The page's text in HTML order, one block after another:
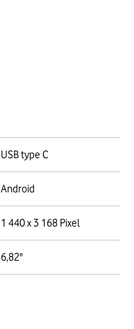
USB type C
Android
1 440 x 3 168 Pixel
6,82"